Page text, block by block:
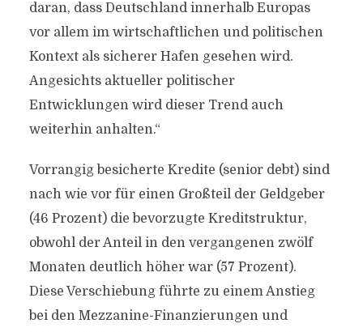
daran, dass Deutschland innerhalb Europas
vor allem im wirtschaftlichen und politischen
Kontext als sicherer Hafen gesehen wird.
Angesichts aktueller politischer
Entwicklungen wird dieser Trend auch
weiterhin anhalten.“
Vorrangig besicherte Kredite (senior debt) sind
nach wie vor für einen Großteil der Geldgeber
(46 Prozent) die bevorzugte Kreditstruktur,
obwohl der Anteil in den vergangenen zwölf
Monaten deutlich höher war (57 Prozent).
Diese Verschiebung führte zu einem Anstieg
bei den Mezzanine-Finanzierungen und